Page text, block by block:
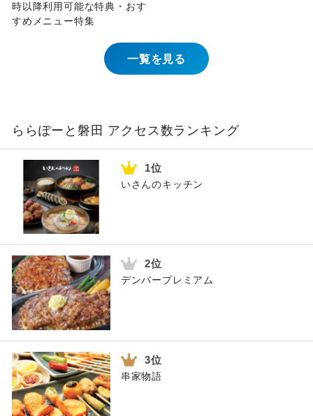
時以降利用可能な特典・おす
すめメニュー特集
一覧を見る
ららぽーと磐田 アクセス数ランキング
いさんのキッチン
デンバープレミアム
串家物語